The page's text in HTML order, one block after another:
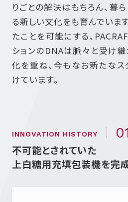
りごとの解決はもちろん、暮
る新しい文化をも育んでいま
たことを可能にする、
ションのDNAは脈々と受け
化を重ね、今もなお新たな
けています。
INNOVATION HISTORY
不可能とされていた
上白糖用充填包装機を完